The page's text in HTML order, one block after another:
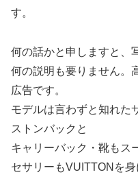
す。
何の話かと申しますと、
何の説明も要りません。
広告です。
モデルは言わずと知れた
ストンバックと
キャリーバック・靴もス
セサリーもVUITTONを身